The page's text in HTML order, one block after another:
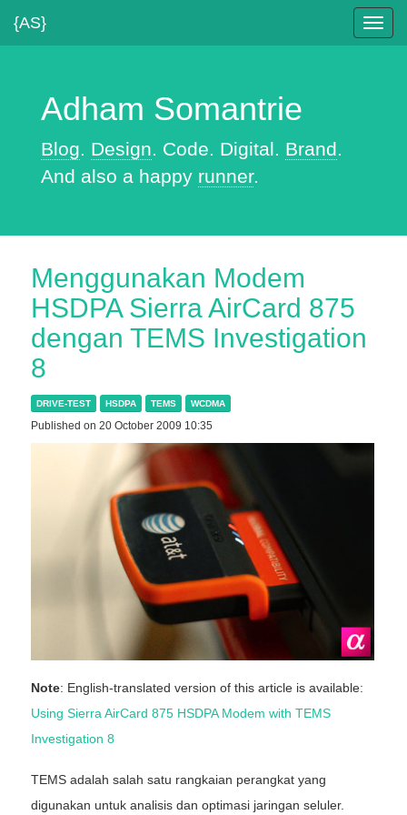
{AS}
Adham Somantrie
Blog. Design. Code. Digital. Brand.
And also a happy runner.
Menggunakan Modem
HSDPA Sierra AirCard 875
dengan TEMS Investigation
8
DRIVE-TEST HSDPA TEMS WCDMA
Published on 20 October 2009 10:35
Note: English-translated version of this article is available:
Using Sierra AirCard 875 HSDPA Modem with TEMS
Investigation 8
TEMS adalah salah satu rangkaian perangkat yang
digunakan untuk analisis dan optimasi jaringan seluler.